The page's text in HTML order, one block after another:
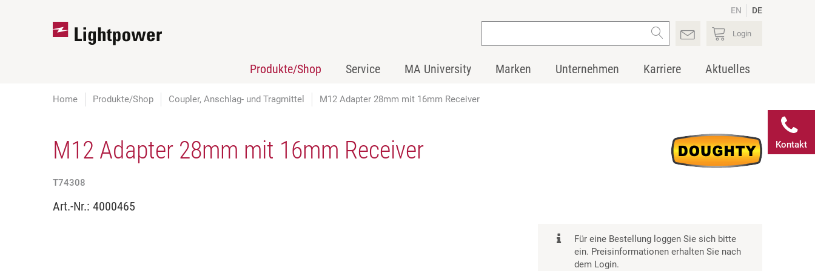
EN DE
Login
Produkte/Shop Service MA University Marken Unternehmen Karriere Aktuelles
Kontakt
Home Produkte/Shop Coupler, Anschlag- und Tragmittel M12 Adapter 28mm mit 16mm Receiver
M12 Adapter 28mm mit 16mm Receiver
T74308
Art.-Nr.: 4000465
Für eine Bestellung loggen Sie sich bitte
ein. Preisinformationen erhalten Sie nach
dem Login.